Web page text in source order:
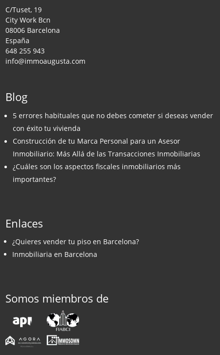
C/Tuset, 19
City Work Bcn
08006 Barcelona
España
648 255 943
info@immoaugusta.com
Blog
5 errores habituales que no debes cometer si deseas vender
con éxito tu vivienda
Construcción de tu Marca Personal para un Asesor
Inmobiliario: Más Allá de las Transacciones Inmobiliarias
¿Cuáles son los aspectos fiscales inmobiliarios más
importantes?
Enlaces
¿Quieres vender tu piso en Barcelona?
Inmobiliaria en Barcelona
Somos miembros de